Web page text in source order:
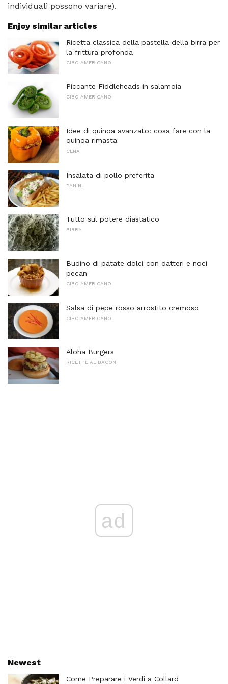
individuali possono variare).
Enjoy similar articles
Ricetta classica della pastella della birra per
la frittura profonda
CIBO AMERICANO
Piccante Fiddleheads in salamoia
CIBO AMERICANO
Idee di quinoa avanzato: cosa fare con la
quinoa rimasta
CENA
Insalata di pollo preferita
PANINI
Tutto sul potere diastatico
BIRRA
Budino di patate dolci con datteri e noci
pecan
CIBO AMERICANO
Salsa di pepe rosso arrostito cremoso
CIBO AMERICANO
Aloha Burgers
RICETTE AL BACON
ad
Newest
Come Preparare i Verdi a Collard